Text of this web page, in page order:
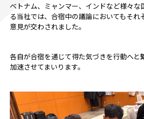
ベトナム、ミャンマー、インドなど様々な
る当社では、合宿中の議論においてもそれ
意見が交わされました。
各自が合宿を通じて得た気づきを行動へと
加速させてまいります。